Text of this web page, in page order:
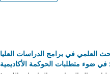
العلمي في برامج الدراسات العليا
في ضوء متطلبات الحوكمة الأكاديمية